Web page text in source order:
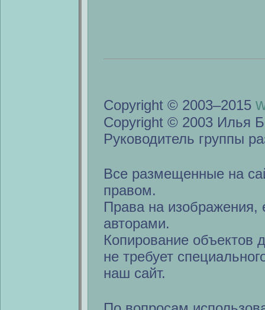
Copyright © 2003–2015
Copyright © 2003 Илья
Руководитель группы
Все размещенные на
правом.
Права на изображения,
авторами.
Копирование объектов
не требует
наш сайт.